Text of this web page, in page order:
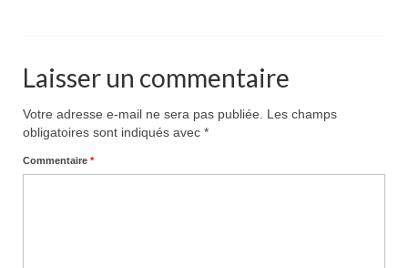
Laisser un commentaire
Votre adresse e-mail ne sera pas publiée.
Les champs
obligatoires sont indiqués avec *
Commentaire *